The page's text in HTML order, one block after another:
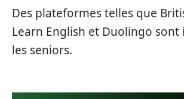
Des plateformes telles que
Learn English et Duolingo sont
les seniors.